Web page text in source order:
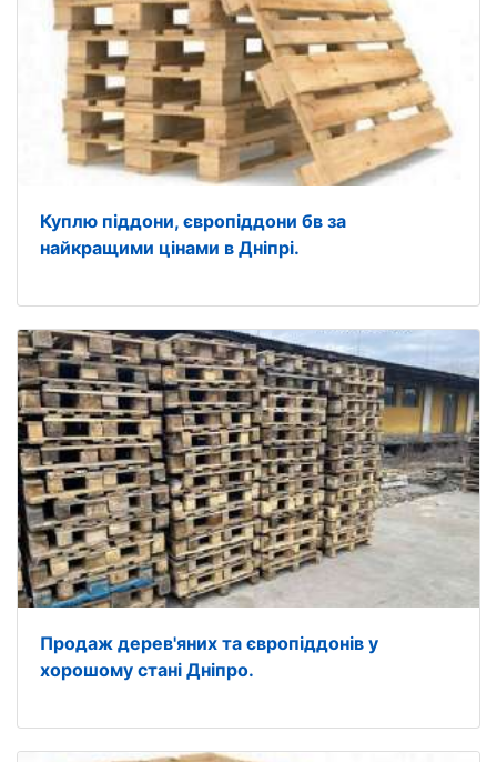
Куплю піддони, європіддони бв за
найкращими цінами в Дніпрі.
Продаж дерев'яних та європіддонів у
хорошому стані Дніпро.